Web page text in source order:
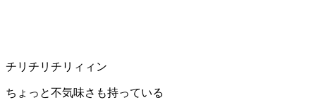
チリチリチリィィン
ちょっと不気味さも持っている